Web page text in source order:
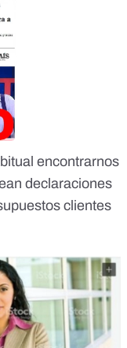
encontrarnos
declaraciones
clientes